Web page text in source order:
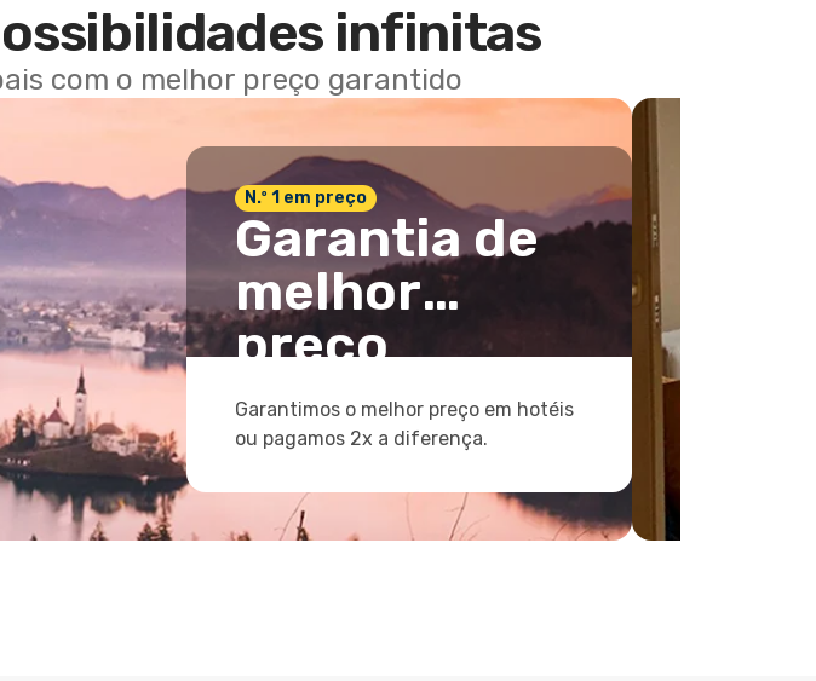
infinitas
com o melhor preço garantido
N.º 1 em preço
Garantia de
melhor
preço
Garantimos o melhor preço em hotéis
ou pagamos 2x a diferença.